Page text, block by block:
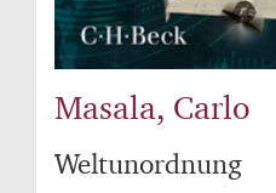
Masala, Carlo
Weltunordnung